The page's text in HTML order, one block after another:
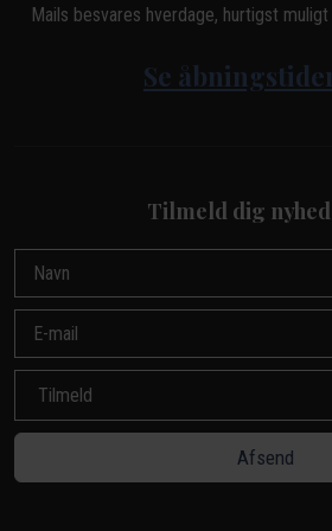
Mails besvares hverdage, hurtigst
Se
Tilmeld dig